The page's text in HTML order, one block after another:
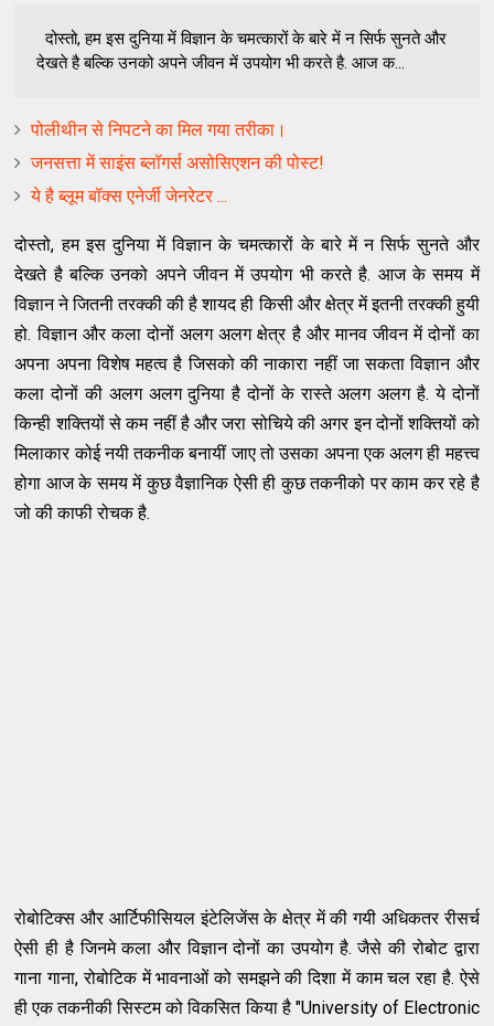
दोस्तो, हम इस दुनिया में विज्ञान के चमत्कारों के बारे में न सिर्फ सुनते और
देखते है बल्कि उनको अपने जीवन में उपयोग भी करते है. आज क...
पोलीथीन से निपटने का मिल गया तरीका।
जनसत्ता में साइंस ब्‍लॉगर्स असोसिएशन की पोस्ट!
ये है ब्लूम बॉक्स एनेर्जी जेनरेटर ...
दोस्तो, हम इस दुनिया में विज्ञान के चमत्कारों के बारे में न सिर्फ सुनते और
देखते है बल्कि उनको अपने जीवन में उपयोग भी करते है. आज के समय में
विज्ञान ने जितनी तरक्की की है शायद ही किसी और क्षेत्र में इतनी तरक्की हुयी
हो. विज्ञान और कला दोनों अलग अलग क्षेत्र है और मानव जीवन में दोनों का
अपना अपना विशेष महत्व है जिसको की नाकारा नहीं जा सकता विज्ञान और
कला दोनों की अलग अलग दुनिया है दोनों के रास्ते अलग अलग है. ये दोनों
किन्ही शक्तियों से कम नहीं है और जरा सोचिये की अगर इन दोनों शक्तियों को
मिलाकार कोई नयी तकनीक बनायीं जाए तो उसका अपना एक अलग ही महत्त्व
होगा आज के समय में कुछ वैज्ञानिक ऐसी ही कुछ तकनीको पर काम कर रहे है
जो की काफी रोचक है.
रोबोटिक्स और आर्टिफीसियल इंटेलिजेंस के क्षेत्र में की गयी अधिकतर रीसर्च
ऐसी ही है जिनमे कला और विज्ञान दोनों का उपयोग है. जैसे की रोबोट द्वारा
गाना गाना, रोबोटिक में भावनाओं को समझने की दिशा में काम चल रहा है. ऐसे
ही एक तकनीकी सिस्टम को विकसित किया है "University of Electronic